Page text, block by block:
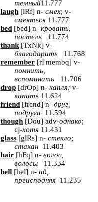
темный11.777
laugh [lRf] n- смех; v-
смеяться 11.777
bed [bed] n- кровать,
постель 11.774
thank [TxNk] v-
благодарить
11.768
remember [rI'membq] v-
помнить,
вспоминать 11.706
drop [drOp] n- капля; v-
капать 11.624
friend [frend] n- друг
подруга 11.594
though [Dou] adv-однако;
cj-хотя 11.431
glass [glRs] n- стекло;
стакан 11.403
hair [hFq] n- волос,
волосы
11.334
hell [hel] n- ад,
преисподняя 11.235